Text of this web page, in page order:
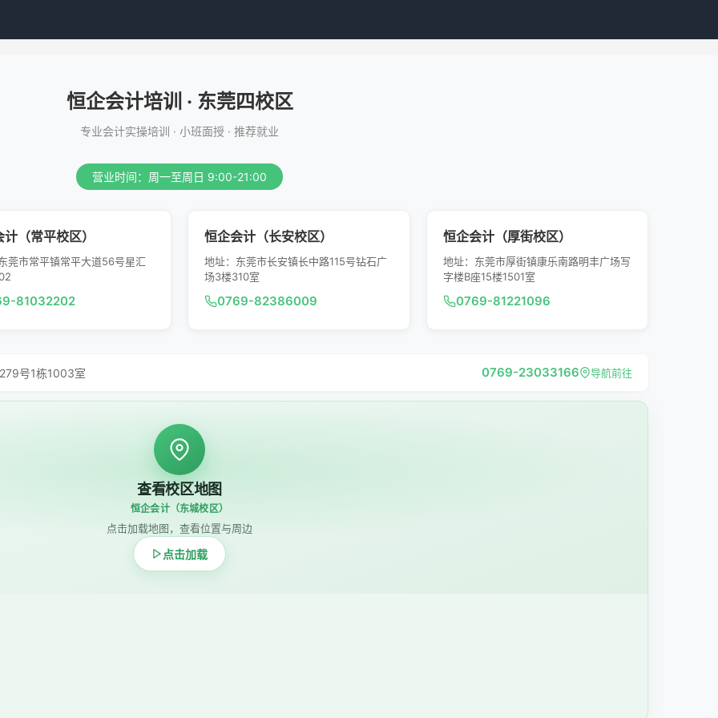
恒企会计培训 · 东莞四校区
专业会计实操培训 · 小班面授 · 推荐就业
营业时间：周一至周日 9:00-21:00
（常平校区）
莞市常平镇常平大道56号星汇
81032202
恒企会计（长安校区）
地址：东莞市长安镇长中路115号钻石广
场3楼310室
0769-82386009
恒企会计（厚街校区）
地址：东莞市厚街镇康乐南路明丰广场写
字楼B座15楼1501室
0769-81221096
号1栋1003室 0769-23033166 导航前往
查看校区地图
恒企会计（东城校区）
点击加载地图，查看位置与周边
点击加载